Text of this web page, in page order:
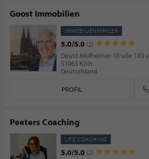
Goost Immobilien
IMMOBILIENMAKLER
5.0/5.0 (2)
Deutz-Mülheimer-Straße 183 a
51063 Köln
Deutschland
PROFIL
Peeters Coaching
LIFE COACHING
5.0/5.0 (2)